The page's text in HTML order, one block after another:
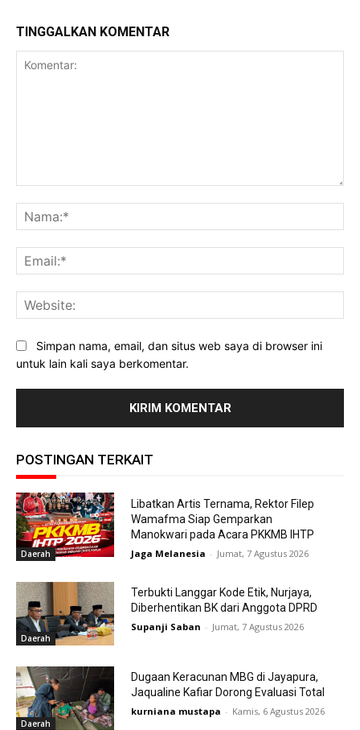
TINGGALKAN KOMENTAR
Simpan nama, email, dan situs web saya di browser ini
untuk lain kali saya berkomentar.
POSTINGAN TERKAIT
Daerah
Libatkan Artis Ternama, Rektor Filep
Wamafma Siap Gemparkan
Manokwari pada Acara PKKMB IHTP
Jaga Melanesia - Jumat, 7 Agustus 2026
Daerah
Terbukti Langgar Kode Etik, Nurjaya,
Diberhentikan BK dari Anggota DPRD
Supanji Saban - Jumat, 7 Agustus 2026
Daerah
Dugaan Keracunan MBG di Jayapura,
Jaqualine Kafiar Dorong Evaluasi Total
kurniana mustapa - Kamis, 6 Agustus 2026